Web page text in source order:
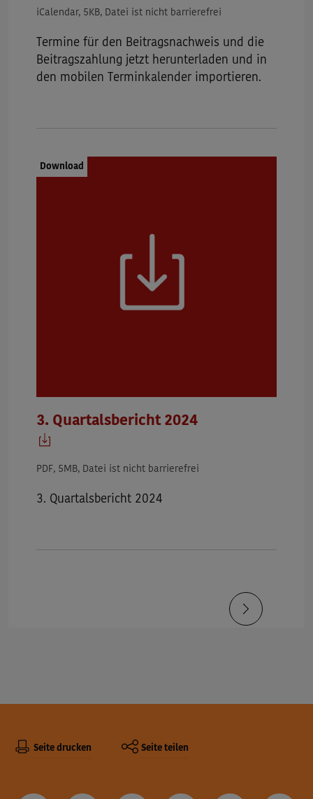
iCalendar, 5KB, Datei ist nicht barrierefrei
Termine für den Beitragsnachweis und die
Beitragszahlung jetzt herunterladen und in
den mobilen Terminkalender importieren.
Dokumenttyp:
Download
3. Quartalsbericht 2024
PDF, 5MB, Datei ist nicht barrierefrei
3. Quartalsbericht 2024
Diese Seite
Seite drucken Seite teilen